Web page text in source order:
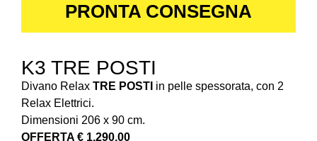
PRONTA CONSEGNA
K3 TRE POSTI
Divano Relax TRE POSTI in pelle spessorata, con 2
Relax Elettrici.
Dimensioni 206 x 90 cm.
OFFERTA € 1.290,00